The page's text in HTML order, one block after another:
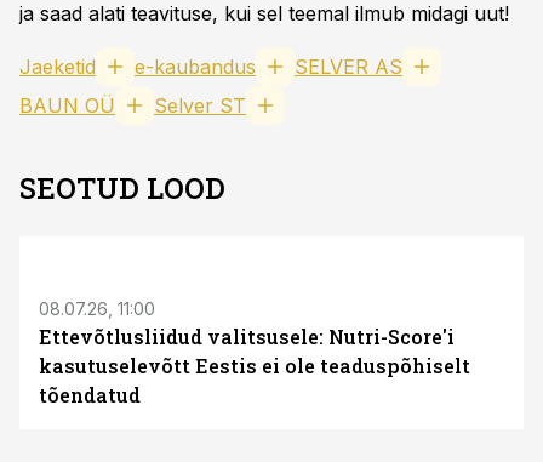
ja saad alati teavituse, kui sel teemal ilmub midagi uut!
Jaeketid e-kaubandus
SELVER AS
BAUN OÜ
Selver ST
SEOTUD LOOD
08.07.26, 11:00
Ettevõtlusliidud valitsusele: Nutri-Score'i
kasutuselevõtt Eestis ei ole teaduspõhiselt
tõendatud